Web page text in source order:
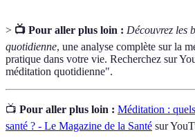
> 📺 Pour aller plus loin : Découvrez les
quotidienne, une analyse complète sur la
pratique dans votre vie. Recherchez sur
méditation quotidienne".
📺 Pour aller plus loin : Méditation :
santé ? - Le Magazine de la Santé sur